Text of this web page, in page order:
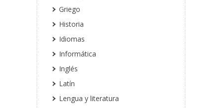
Griego
Historia
Idiomas
Informática
Inglés
Latín
Lengua y literatura